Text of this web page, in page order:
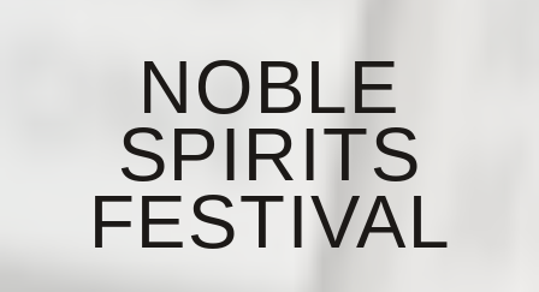
NOBLE
SPIRITS
FESTIVAL